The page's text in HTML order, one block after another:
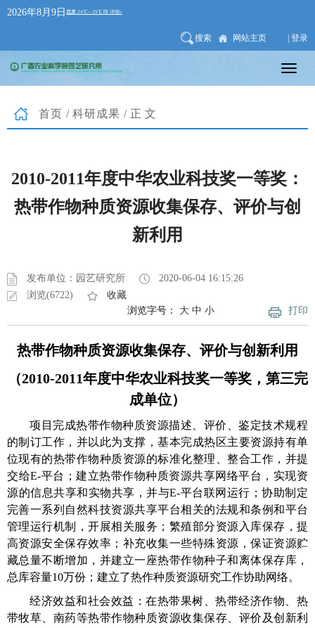
2026年8月9日
搜索 网站主页 | 登录
首页 / 科研成果 /正文
2010-2011年度中华农业科技奖一等奖：
热带作物种质资源收集保存、评价与创
新利用
发布单位：园艺研究所
2020-06-04 16:15:26
浏览(6722)
收藏
打印
浏览字号： 大 中 小
热带作物种质资源收集保存、评价与创新利用
（2010-2011年度中华农业科技奖一等奖，第三完
成单位）
项目完成热带作物种质资源描述、评价、鉴定技术规程
的制订工作，并以此为支撑，基本完成热区主要资源持有单
位现有的热带作物种质资源的标准化整理、整合工作，并提
交给E-平台；建立热带作物种质资源共享网络平台，实现资
源的信息共享和实物共享，并与E-平台联网运行；协助制定
完善一系列自然科技资源共享平台相关的法规和条例和平台
管理运行机制，开展相关服务；繁殖部分资源入库保存，提
高资源安全保存效率；补充收集一些特殊资源，保证资源贮
藏总量不断增加，并建立一座热带作物种子和离体保存库，
总库容量10万份；建立了热作种质资源研究工作协助网络。
经济效益和社会效益：在热带果树、热带经济作物、热
带牧草、南药等热带作物种质资源收集保存、评价及创新利